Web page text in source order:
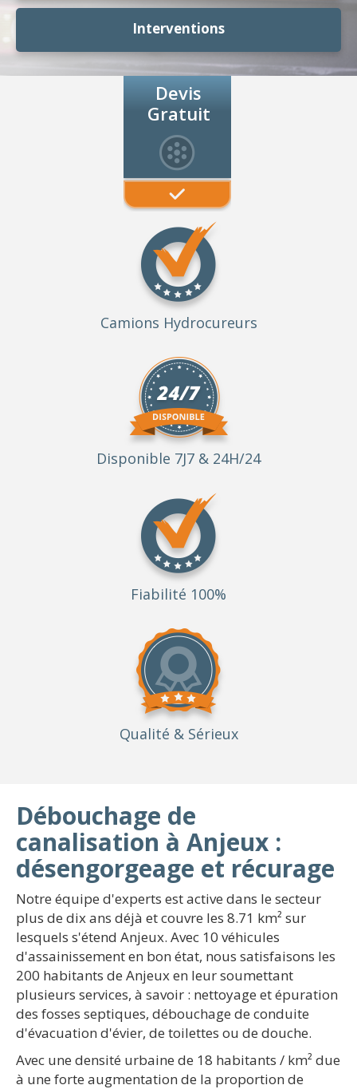
Interventions
Devis
Gratuit
Camions Hydrocureurs
Disponible 7J7 & 24H/24
Fiabilité 100%
Qualité & Sérieux
Débouchage de
canalisation à Anjeux :
désengorgeage et récurage
Notre équipe d'experts est active dans le secteur
plus de dix ans déjà et couvre les 8.71 km² sur
lesquels s'étend Anjeux. Avec 10 véhicules
d'assainissement en bon état, nous satisfaisons les
200 habitants de Anjeux en leur soumettant
plusieurs services, à savoir : nettoyage et épuration
des fosses septiques, débouchage de conduite
d'évacuation d'évier, de toilettes ou de douche.
Avec une densité urbaine de 18 habitants / km² due
à une forte augmentation de la proportion de